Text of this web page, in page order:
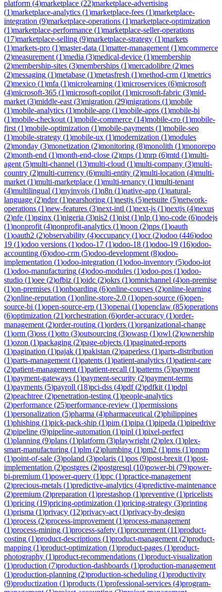
platform (4)marketplace (22)marketplace-advertising
(1)marketplace-analytics (1)marketplace-fees (1)marketplace-
integration (9)marketplace-operations (1)marketplace-optimization
(1)marketplace-performance (1)marketplace-seller-operations
(17)marketplace-selling (9)marketplace-strategy (1)markets
(1)markets-pro (1)master-data (1)matter-management (1)mcommerce
(2)measurement (1)media (3)medical-device (1)membership
(2)membership-sites (3)memberships (1)mercadolibre (2)mes
(2)messaging (1)metabase (1)metasfresh (1)method-crm (1)metrics
(2)mexico (1)mfa (1)microlearning (1)microservices (6)microsoft
(4)microsoft-365 (1)microsoft-copilot (1)microsoft-fabric (3)mid-
market (3)middle-east (3)migration (29)migrations (1)mobile
(1)mobile-analytics (1)mobile-app (1)mobile-apps (1)mobile-bi
(1)mobile-checkout (1)mobile-commerce (14)mobile-cro (1)mobile-
first (1)mobile-optimization (1)mobile-payments (1)mobile-seo
(1)mobile-strategy (1)mobile-ux (1)modernization (1)modules
(2)monday (3)monetization (2)monitoring (8)monolith (1)monorepo
(2)month-end (1)month-end-close (2)mps (1)mrp (6)mtd (1)multi-
agent (5)multi-channel (13)multi-cloud (1)multi-company (3)multi-
country (2)multi-currency (6)multi-entity (2)multi-location (4)multi-
market (1)multi-marketplace (1)multi-tenancy (1)multi-tenant
(4)multilingual (1)myinvois (1)n8n (1)native-app (1)natural-
language (2)ndpr(1)nearshoring (1)nestjs (5)netsuite (5)network-
operations (1)new-features (3)next-intl (1)next-js (1)nextjs (4)nexus
(2)nfe (1)nginx (1)nigeria (3)nis2 (1)nist (1)nlp (1)no-code (6)nodejs
(1)nonprofit (4)nonprofit-analytics (1)noon (2)nps (1)oauth
(1)oauth2 (2)observability (4)occupancy (1)ocr(2)odoo (446)odoo
19 (1)odoo versions (1)odoo-17 (1)odoo-18 (1)odoo-19 (16)odoo-
accounting (6)odoo-crm (5)odoo-development (8)odoo-
implementation (1)odoo-integration (1)odoo-inventory (5)odoo-iot
(1)odoo-manufacturing (4)odoo-modules (1)odoo-pos (1)odoo-
studio (1)oee (2)ofbiz (1)oidc (2)okrs (1)omnichannel (4)on-premise
(1)on-premises (1)onboarding (6)online-courses (2)online-learning
(2)online-reputation (1)online-store-2.0 (1)open-source (6)open-
source-bi (1)open-source-erp (13)openai (1)openclaw (85)operations
(6)optimization (21)orchestration (6)order-accuracy (1)order-
management (2)order-routing (1)orders (1)organizational-change
(1)orm (3)oss (1)otto (3)outsourcing (3)owasp (1)owl (2)ownership
(1)ozon (1)packaging (2)page-objects (1)paginated-reports
(1)pagination (1)pajak (1)pakistan (2)paperless (1)parts-distribution
(1)parts-management (1)patents (1)patient-analytics (1)patient-care
(2)patient-management (1)patient-recall (1)patterns (5)payment
(1)payment-gateways (1)payment-security (2)payment-terms
(1)payments (5)payroll (18)pci-dss (4)pdf(2)pdfkit (1)pdpl
(2)peachtree (2)penetration-testing (1)people-analytics
(2)performance (25)performance-review (1)permissions
(1)personalization (5)pharma (4)pharmaceutical (2)philippines
(1)phishing (1)pick-pack-ship (1)pim (1)pipa (1)pipeda (1)pipedrive
(2)pipeline (9)pipeline-automation (1)pipl (1)pixel-perfect
(1)planning (9)plans (1)platform (3)playwright (2)plex (1)plex-
smart-manufacturing (1)plm (2)plumbing (1)pm2 (1)pms (1)pnpm
(1)point-of-sale (3)poland (3)polaris (1)pos (9)post-brexit (1)post-
implementation (2)postgres (2)postgresql (10)power-bi (79)power-
bi-premium (1)power-query (1)ppc (1)practice-management
(2)precious-metals (1)predictive-analytics (4)predictive-maintenance
(2)premium (2)preparation (1)prestashop (1)preventive (1)pricelists
(1)pricing (19)pricing-optimization (1)pricing-strategy (3)printing
(1)prisma (1)privacy (12)privacy-act (1)privacy-by-design
(1)process (2)process-improvement (1)process-management
(1)process-mining (1)process-safety (1)procurement (11)product-
costing (1)product-descriptions (1)product-management (2)product-
mapping (1)product-optimization (1)product-pages (1)product-
photography (1)product-recommendations (1)product-visualization
(1)production (7)production-dashboards (1)production-management
(1)production-planning (2)production-scheduling (1)productivity
(9)productization (1)products (1)professional-services (4)program-